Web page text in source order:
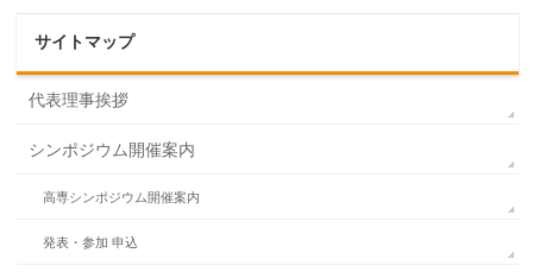
サイトマップ
代表理事挨拶
シンポジウム開催案内
高専シンポジウム開催案内
発表・参加 申込